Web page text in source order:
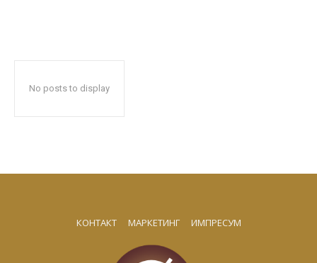
No posts to display
КОНТАКТ МАРКЕТИНГ ИМПРЕСУМ